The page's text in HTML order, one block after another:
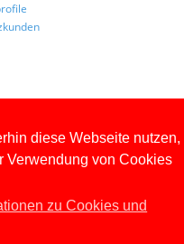
diese Webseite nutzen,
Verwendung von Cookies
zu Cookies und